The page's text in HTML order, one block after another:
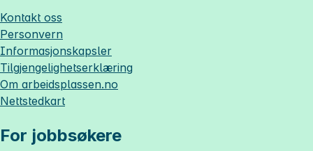
Kontakt oss
Personvern
Informasjonskapsler
Tilgjengelighetserklæring
Om arbeidsplassen.no
Nettstedkart
For jobbsøkere